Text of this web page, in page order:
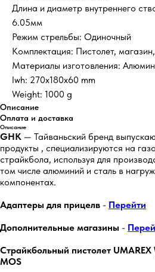
Длина и диаметр внутреннего
6.05мм
Режим стрельбы: Одиночный
Комплектация: Пистолет,
Материалы изготовления:
lwh: 270x180x60 mm
Weight: 1000 g
Описание
Оплата и доставка
Описание
GHK — Тайваньский бренд
продукты , специализируются на
страйкбола, используя для
том числе алюминий и сталь в
компонентах.
Адаптеры для прицелв - Перейти
Дополнительные магазины -
Страйкбольный пистолет
MOS